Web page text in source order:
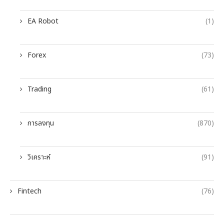
EA Robot (1)
Forex (73)
Trading (61)
การลงทุน (870)
วิเคราะห์ (91)
Fintech (76)